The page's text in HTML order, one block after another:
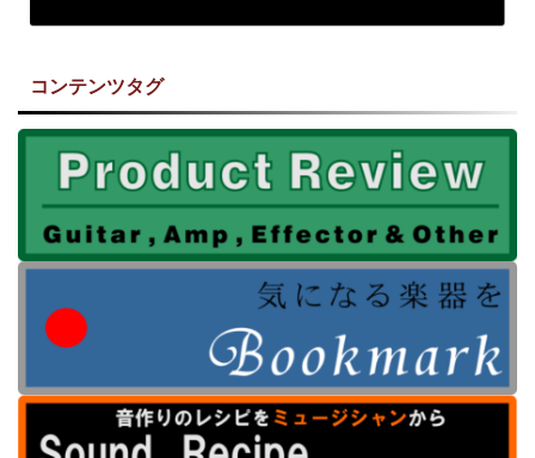
コンテンツタグ